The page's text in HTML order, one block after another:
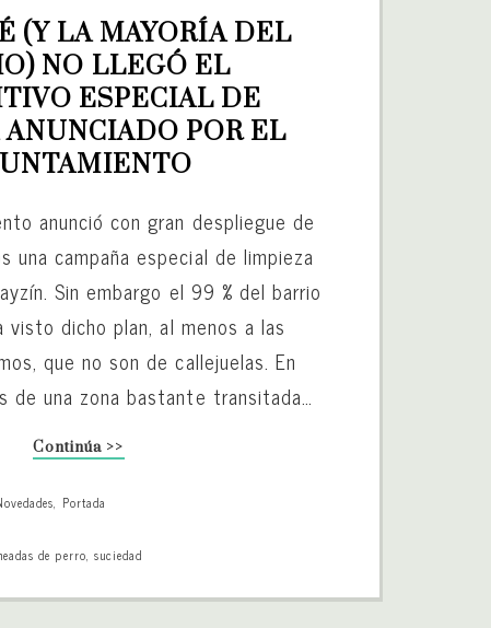
(Y LA MAYORÍA DEL
NO LLEGÓ EL
ESPECIAL DE
POR EL
anunció con gran despliegue de
una campaña especial de limpieza
Sin embargo el 99 % del barrio
visto dicho plan, al menos a las
que no son de callejuelas. En
de una zona bastante transitada…
Continúa >>
, Portada
de perro, suciedad